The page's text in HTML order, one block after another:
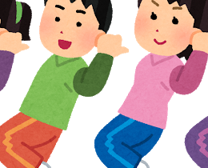
人の銅像を見たい！
た人他にいる？
行為の許諾は取ったことありません
ナウンサーと結婚ｗｗｗｗｗ